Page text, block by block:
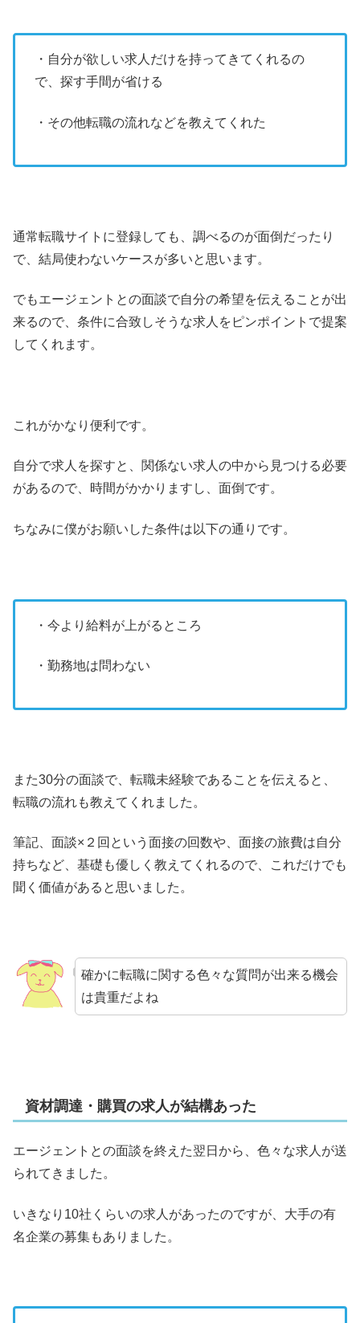
・自分が欲しい求人だけを持ってきてくれるの
で、探す手間が省ける
・その他転職の流れなどを教えてくれた
通常転職サイトに登録しても、調べるのが面倒だったり
で、結局使わないケースが多いと思います。
でもエージェントとの面談で自分の希望を伝えることが出
来るので、条件に合致しそうな求人をピンポイントで提案
してくれます。
これがかなり便利です。
自分で求人を探すと、関係ない求人の中から見つける必要
があるので、時間がかかりますし、面倒です。
ちなみに僕がお願いした条件は以下の通りです。
・今より給料が上がるところ
・勤務地は問わない
また30分の面談で、転職未経験であることを伝えると、
転職の流れも教えてくれました。
筆記、面談×２回という面接の回数や、面接の旅費は自分
持ちなど、基礎も優しく教えてくれるので、これだけでも
聞く価値があると思いました。
確かに転職に関する色々な質問が出来る機会
は貴重だよね
資材調達・購買の求人が結構あった
エージェントとの面談を終えた翌日から、色々な求人が送
られてきました。
いきなり10社くらいの求人があったのですが、大手の有
名企業の募集もありました。